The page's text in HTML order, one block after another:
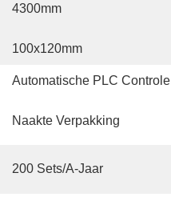
4300mm
100x120mm
Automatische PLC Controle
Naakte Verpakking
200 Sets/a-Jaar